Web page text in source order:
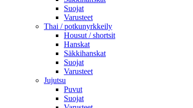
Suojat
Varusteet
Thai / potkunyrkkeily
Housut / shortsit
Hanskat
Säkkihanskat
Suojat
Varusteet
Jujutsu
Puvut
Suojat